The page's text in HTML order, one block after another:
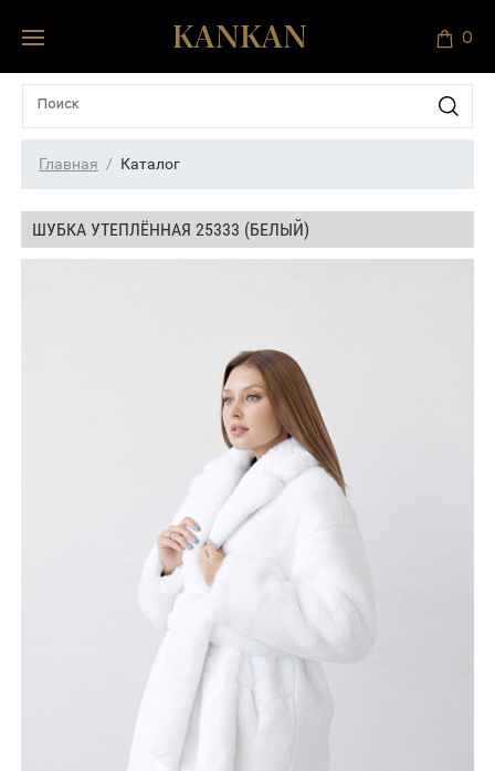
0
Главная Каталог
ШУБКА УТЕПЛЁННАЯ 25333 (БЕЛЫЙ)